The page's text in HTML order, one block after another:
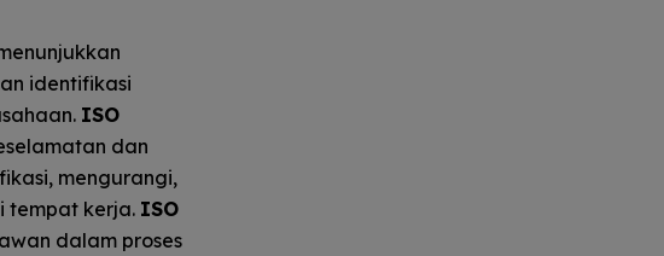
identifikasi
ISO
dan
mengurangi,
tempat kerja. ISO
dalam proses